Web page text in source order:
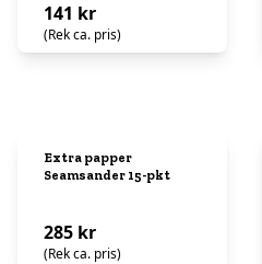
141 kr
(Rek ca. pris)
Extra papper
Seamsander 15-pkt
285 kr
(Rek ca. pris)